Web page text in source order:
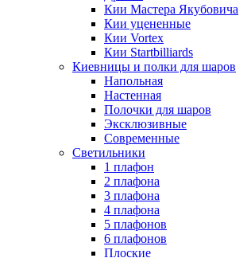
Кии Мастера Якубовича
Кии уцененные
Кии Vortex
Кии Startbilliards
Киевницы и полки для шаров
Напольная
Настенная
Полочки для шаров
Эксклюзивные
Современные
Светильники
1 плафон
2 плафона
3 плафона
4 плафона
5 плафонов
6 плафонов
Плоские